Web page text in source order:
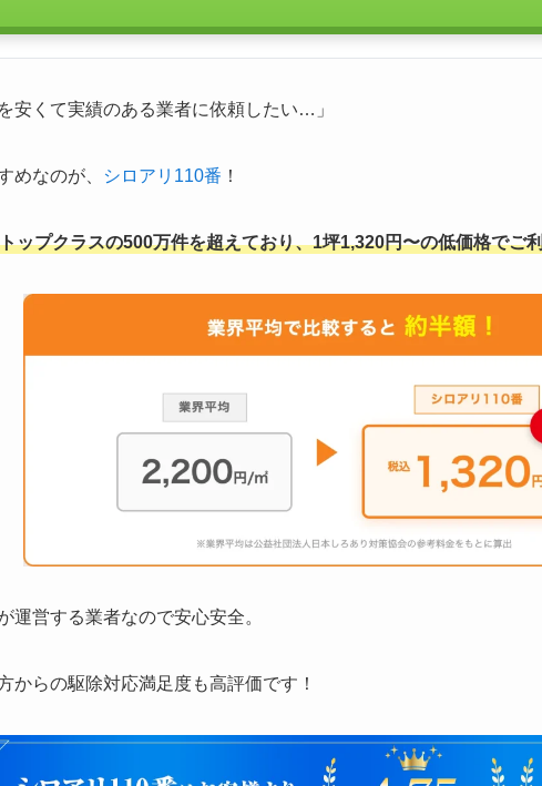
安くて実績のある業者に依頼したい…」
めなのが、 シロアリ110番 ！
ップクラスの500万件を超えており、1坪1,320円〜の低価格でご
運営する業者なので安心安全。
からの駆除対応満足度も高評価です！